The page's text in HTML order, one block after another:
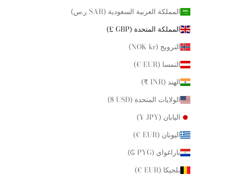
المملكة العربية السعودية (SAR ر.س)
المملكة المتحدة (GBP £)
النرويج (NOK kr)
النمسا (EUR €)
الهند (INR ₹)
الولايات المتحدة (USD $)
اليابان (JPY ¥)
اليونان (EUR €)
باراغواي (PYG ₲)
بلجيكا (EUR €)